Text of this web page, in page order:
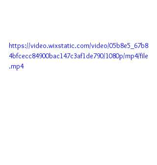
https://video.wixstatic.com/video/05b8e5_67b8
4bfcecc84900bac147c3af1de790/1080p/mp4/file
.mp4